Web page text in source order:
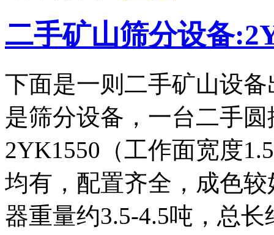
二手矿山筛分设备
下面是一则二手矿山设
是筛分设备，一台二手
2YK1550（工作面宽度
均有，配置齐全，成色
器重量约3.5-4.5吨，总